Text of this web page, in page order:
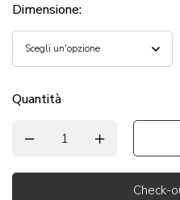
Dimensione:
Quantità
Check-